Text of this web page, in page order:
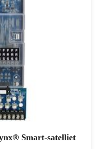
Smart-satelliet